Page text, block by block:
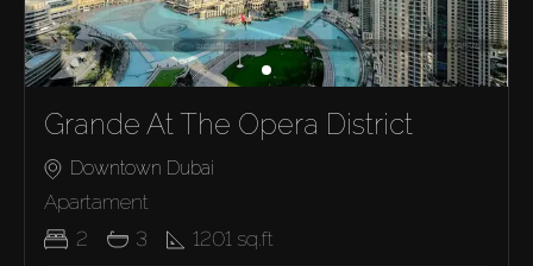
Grande At The Opera District
Downtown Dubai
Apartament
2
3 1201 sq.ft